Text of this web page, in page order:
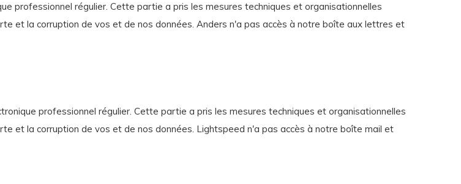
professionnel régulier. Cette partie a pris les mesures techniques et organisationnelles
et la corruption de vos et de nos données. Anders n'a pas accès à notre boîte aux lettres et
professionnel régulier. Cette partie a pris les mesures techniques et organisationnelles
et la corruption de vos et de nos données. Lightspeed n'a pas accès à notre boîte mail et